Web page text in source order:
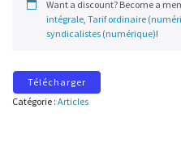
Want a discount? Become a
intégrale, Tarif ordinaire
syndicalistes (numérique)!
Télécharger
Catégorie : Articles